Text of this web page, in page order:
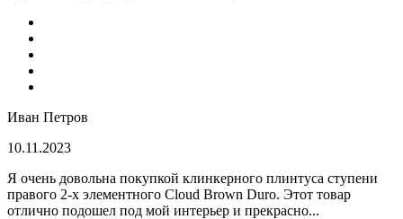
Иван Петров
10.11.2023
Я очень довольна покупкой клинкерного плинтуса ступени
правого 2-х элементного Cloud Brown Duro. Этот товар
отлично подошел под мой интерьер и прекрасно...